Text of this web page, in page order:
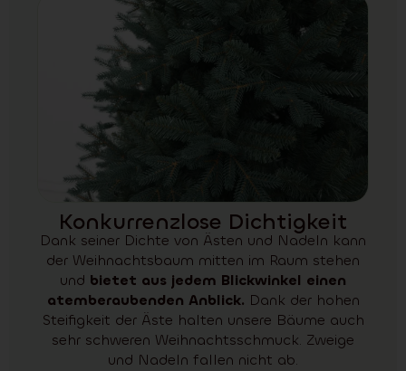
Konkurrenzlose Dichtigkeit
Dank seiner Dichte von Ästen und Nadeln kann
der Weihnachtsbaum mitten im Raum stehen
und bietet aus jedem Blickwinkel einen
atemberaubenden Anblick. Dank der hohen
Steifigkeit der Äste halten unsere Bäume auch
sehr schweren Weihnachtsschmuck. Zweige
und Nadeln fallen nicht ab.